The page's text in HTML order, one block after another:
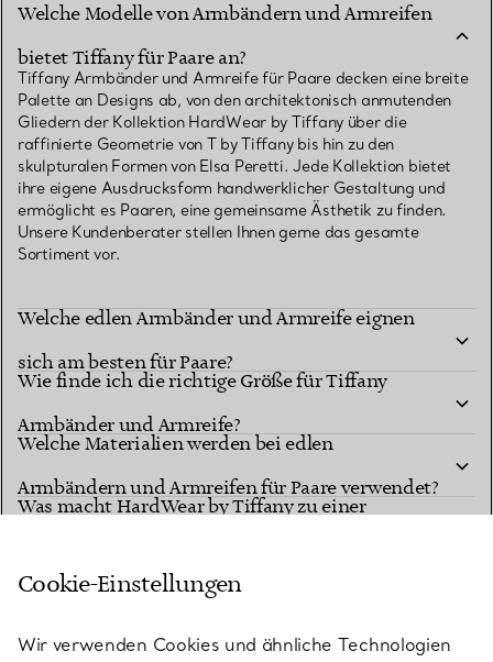
Welche Modelle von Armbändern und Armreifen
bietet Tiffany für Paare an?
Tiffany Armbänder und Armreife für Paare decken eine breite
Palette an Designs ab, von den architektonisch anmutenden
Gliedern der Kollektion HardWear by Tiffany über die
raffinierte Geometrie von T by Tiffany bis hin zu den
skulpturalen Formen von Elsa Peretti. Jede Kollektion bietet
ihre eigene Ausdrucksform handwerklicher Gestaltung und
ermöglicht es Paaren, eine gemeinsame Ästhetik zu finden.
Unsere Kundenberater stellen Ihnen gerne das gesamte
Sortiment vor.
Welche edlen Armbänder und Armreife eignen
sich am besten für Paare?
Wie finde ich die richtige Größe für Tiffany
Armbänder und Armreife?
Welche Materialien werden bei edlen
Armbändern und Armreifen für Paare verwendet?
Was macht HardWear by Tiffany zu einer
Wie pflege ich edle Armbänder und Armreife?
Können Tiffany Armbänder und Armreife für
Cookie-Einstellungen
Wir verwenden Cookies und ähnliche Technologien